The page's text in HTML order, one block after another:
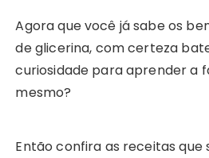
Agora que você já sabe os
de glicerina, com certeza
curiosidade para aprender a
mesmo?
Então confira as receitas